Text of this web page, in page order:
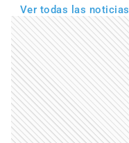
Ver todas las noticias